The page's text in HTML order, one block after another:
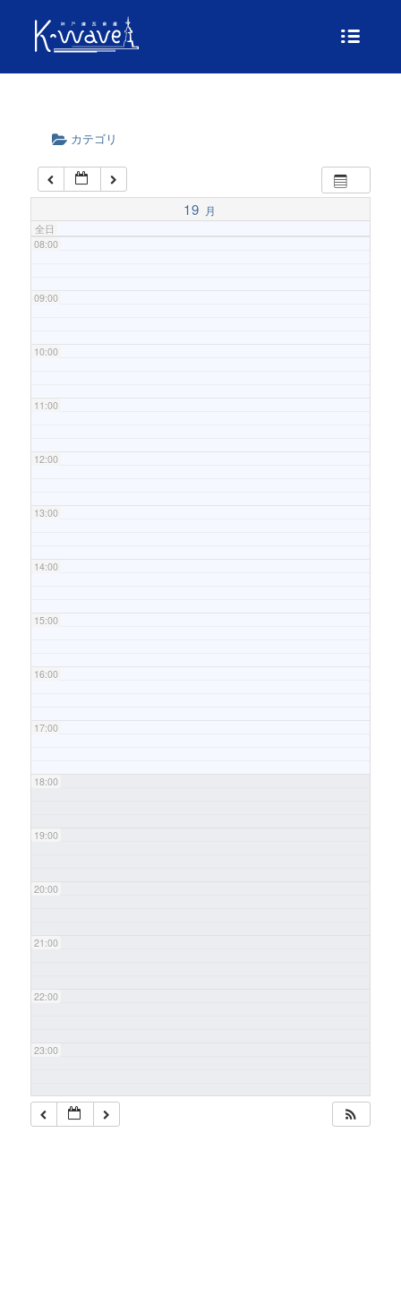
カテゴリ
19 月
全日
04:00
06:00
07:00
08:00
09:00
10:00
11:00
12:00
13:00
14:00
15:00
16:00
17:00
18:00
19:00
20:00
21:00
22:00
23:00